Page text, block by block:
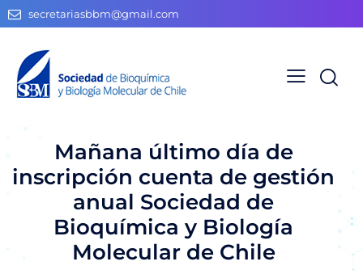
secretariasbbm@gmail.com
Mañana último día de
inscripción cuenta de gestión
anual Sociedad de
Bioquímica y Biología
Molecular de Chile